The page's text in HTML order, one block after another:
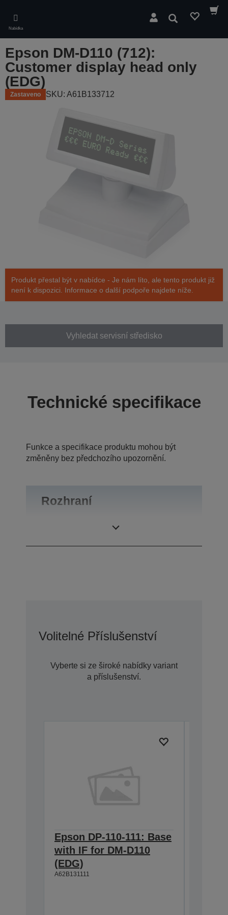
main
content
Nabídka
Hledat
Epson DM-D110 (712):
Customer display head only
(EDG)
Zastaveno SKU: A61B133712
Produkt přestal být v nabídce - Je nám líto, ale tento produkt již
není k dispozici. Informace o další podpoře najdete níže.
Vyhledat servisní středisko
Technické specifikace
Funkce a specifikace produktu mohou být
změněny bez předchozího upozornění.
Rozhraní
Volitelné Příslušenství
Vyberte si ze široké nabídky variant
a příslušenství.
Epson DP-110-111: Base
with IF for DM-D110
(EDG)
A62B131111